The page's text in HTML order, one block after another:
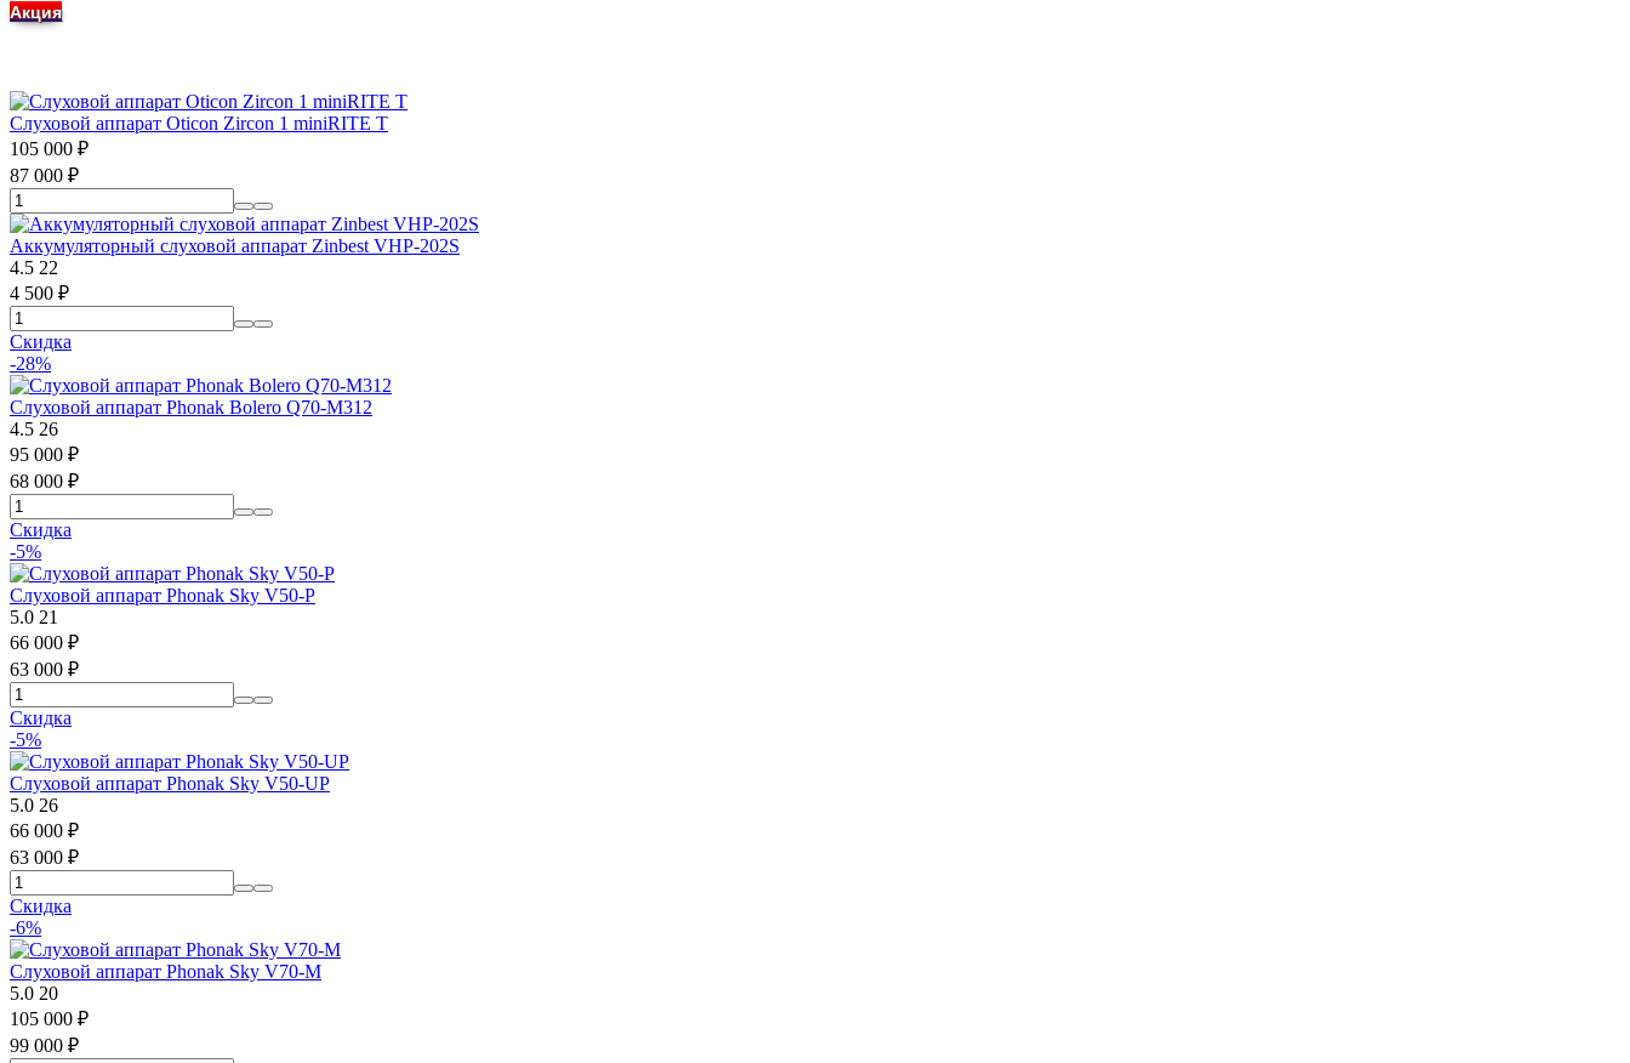
Акция
Слуховой аппарат Oticon Zircon 1 miniRITE T
105 000 ₽
87 000 ₽
Аккумуляторный слуховой аппарат Zinbest VHP-202S
4.5 22
4 500 ₽
Скидка
-28%
Слуховой аппарат Phonak Bolero Q70-M312
4.5 26
95 000 ₽
68 000 ₽
Скидка
-5%
Слуховой аппарат Phonak Sky V50-P
5.0 21
66 000 ₽
63 000 ₽
Скидка
-5%
Слуховой аппарат Phonak Sky V50-UP
5.0 26
66 000 ₽
63 000 ₽
Скидка
-6%
Слуховой аппарат Phonak Sky V70-M
5.0 20
105 000 ₽
99 000 ₽